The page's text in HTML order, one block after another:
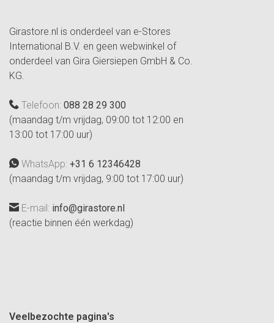
Girastore.nl is onderdeel van e-Stores
International B.V. en geen webwinkel of
onderdeel van Gira Giersiepen GmbH & Co.
KG.
Telefoon: 088 28 29 300
(maandag t/m vrijdag, 09:00 tot 12:00 en
13:00 tot 17:00 uur)
WhatsApp: +31 6 12346428
(maandag t/m vrijdag, 9:00 tot 17:00 uur)
E-mail: info@girastore.nl
(reactie binnen één werkdag)
Veelbezochte pagina's